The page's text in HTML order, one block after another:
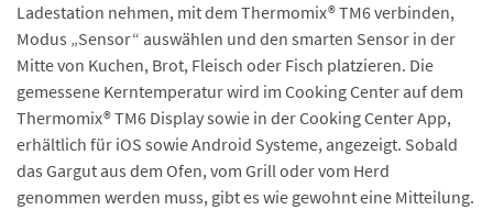
Ladestation nehmen, mit dem Thermomix® TM6 verbinden,
Modus „Sensor“ auswählen und den smarten Sensor in der
Mitte von Kuchen, Brot, Fleisch oder Fisch platzieren. Die
gemessene Kerntemperatur wird im Cooking Center auf dem
Thermomix® TM6 Display sowie in der Cooking Center App,
erhältlich für iOS sowie Android Systeme, angezeigt. Sobald
das Gargut aus dem Ofen, vom Grill oder vom Herd
genommen werden muss, gibt es wie gewohnt eine Mitteilung.